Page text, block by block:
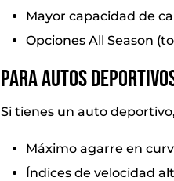
Mayor capacidad de
Opciones All Season
Para autos
Si tienes un auto
Máximo agarre en
Índices de velocidad